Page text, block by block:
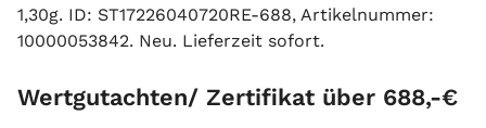
1,30g. ID: ST17226040720RE-688, Artikelnummer:
10000053842. Neu. Lieferzeit sofort.
Wertgutachten/ Zertifikat über 688,-€